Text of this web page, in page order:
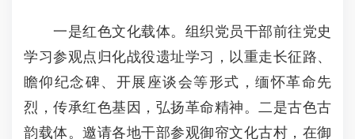
一是红色文化载体。组织党员干部前往党史
学习参观点归化战役遗址学习，以重走长征路、
瞻仰纪念碑、开展座谈会等形式，缅怀革命先
烈，传承红色基因，弘扬革命精神。二是古色古
韵载体。邀请各地干部参观御帘文化古村，在御